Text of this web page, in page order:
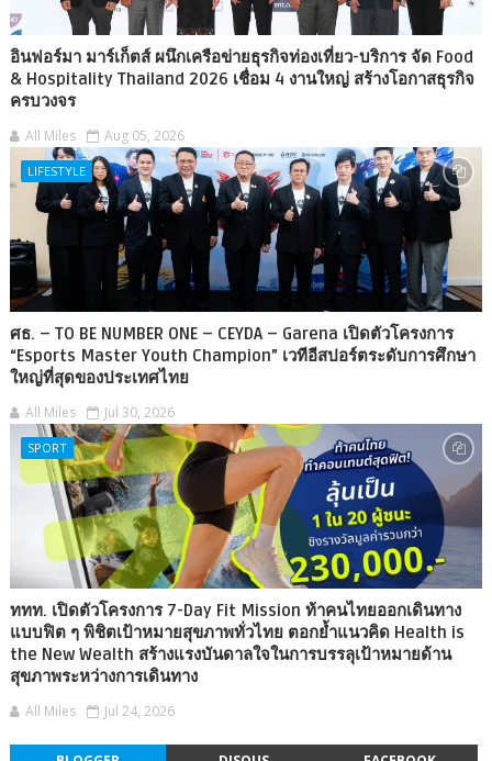
อินฟอร์มา มาร์เก็ตส์ ผนึกเครือข่ายธุรกิจท่องเที่ยว-บริการ จัด Food
& Hospitality Thailand 2026 เชื่อม 4 งานใหญ่ สร้างโอกาสธุรกิจ
ครบวงจร
All Miles Aug 05, 2026
LIFESTYLE
ศธ. – TO BE NUMBER ONE – CEYDA – Garena เปิดตัวโครงการ
“Esports Master Youth Champion” เวทีอีสปอร์ตระดับการศึกษา
ใหญ่ที่สุดของประเทศไทย
All Miles Jul 30, 2026
SPORT
ททท. เปิดตัวโครงการ 7-Day Fit Mission ท้าคนไทยออกเดินทาง
แบบฟิต ๆ พิชิตเป้าหมายสุขภาพทั่วไทย ตอกย้ำแนวคิด Health is
the New Wealth สร้างแรงบันดาลใจในการบรรลุเป้าหมายด้าน
สุขภาพระหว่างการเดินทาง
All Miles Jul 24, 2026